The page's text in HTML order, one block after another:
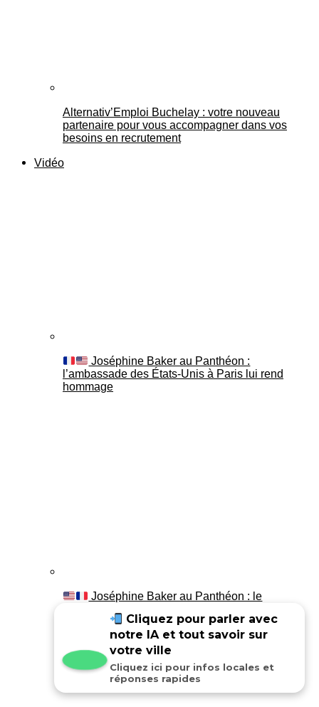
Alternativ’Emploi Buchelay : votre nouveau
partenaire pour vous accompagner dans vos
besoins en recrutement
Vidéo
Joséphine Baker au Panthéon :
l’ambassade des États-Unis à Paris lui rend
hommage
Joséphine Baker au Panthéon : le
Cliquez pour parler avec
notre IA et tout savoir sur
votre ville
Cliquez ici pour infos locales et
réponses rapides